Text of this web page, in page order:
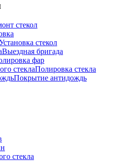
стекол
стекол
Выездная бригада
фар
Полировка стекла
Покрытие антидождь
стекла